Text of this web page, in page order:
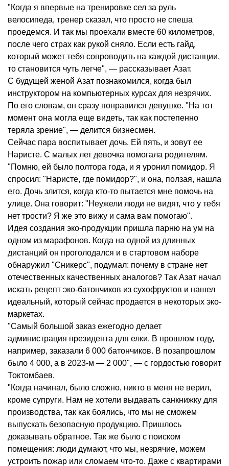
"Когда я впервые на тренировке сел за руль
велосипеда, тренер сказал, что просто не спеша
проедемся. И так мы проехали вместе 60 километров,
после чего страх как рукой сняло. Если есть гайд,
который может тебя сопроводить на каждой дистанции,
то становится чуть легче", — рассказывает Азат.
С будущей женой Азат познакомился, когда был
инструктором на компьютерных курсах для незрячих.
По его словам, он сразу понравился девушке. "На тот
момент она могла еще видеть, так как постепенно
теряла зрение", — делится бизнесмен.
Сейчас пара воспитывает дочь. Ей пять, и зовут ее
Наристе. С малых лет девочка помогала родителям.
"Помню, ей было полтора года, и я уронил помидор. Я
спросил: "Наристе, где помидор?", и она, ползая, нашла
его. Дочь злится, когда кто-то пытается мне помочь на
улице. Она говорит: "Неужели люди не видят, что у тебя
нет трости? Я же это вижу и сама вам помогаю".
Идея создания эко-продукции пришла парню на ум на
одном из марафонов. Когда на одной из длинных
дистанций он проголодался и в стартовом наборе
обнаружил "Сникерс", подумал: почему в стране нет
отечественных качественных аналогов? Так Азат начал
искать рецепт эко-батончиков из сухофруктов и нашел
идеальный, который сейчас продается в некоторых эко-
маркетах.
"Самый большой заказ ежегодно делает
администрация президента для елки. В прошлом году,
например, заказали 6 000 батончиков. В позапрошлом
было 4 000, а в 2023-м — 2 000", — с гордостью говорит
Токтомбаев.
"Когда начинал, было сложно, никто в меня не верил,
кроме супруги. Нам не хотели выдавать санкнижку для
производства, так как боялись, что мы не сможем
выпускать безопасную продукцию. Пришлось
доказывать обратное. Так же было с поиском
помещения: люди думают, что мы, незрячие, можем
устроить пожар или сломаем что-то. Даже с квартирами